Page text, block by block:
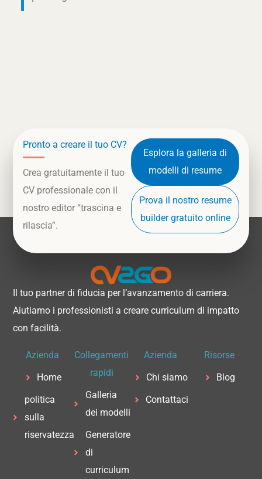
Pronto a creare il tuo CV?
Crea gratuitamente il tuo
CV professionale con il
nostro editor “trascina e
rilascia”.
Esplora la galleria di
modelli di resume
Prova il nostro resume
builder gratuito online
Il tuo partner di fiducia per l’avanzamento di carriera.
Aiutiamo i professionisti a creare curriculum di impatto
con facilità.
Azienda
Home
politica
sulla
riservatezza
Collegamenti
rapidi
Galleria
dei modelli
Generatore
di
curriculum
Azienda
Chi siamo
Contattaci
Risorse
Blog